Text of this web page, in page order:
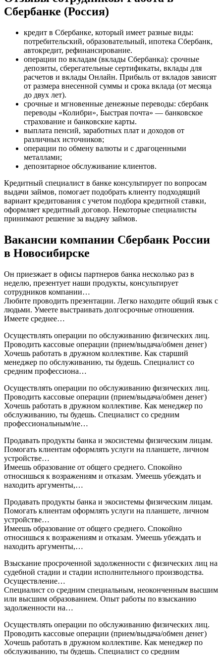
Сбербанке (Россия)
кредит в Сбербанке, который имеет разные виды:
потребительский, образовательный, ипотека Сбербанк,
автокредит, рефинансирование.
операции по вкладам (вклады Сбербанка): срочные
депозиты, сберегательные сертификаты, вклады для
расчетов и вклады Онлайн. Прибыль от вкладов зависят
от размера внесенной суммы и срока вклада (от месяца
до двух лет).
срочные и мгновенные денежные переводы: сбербанк
переводы «Колибри», Быстрая почта» — банковское
страхование и банковские карты.
выплата пенсий, заработных плат и доходов от
различных источников;
операции по обмену валюты и с драгоценными
металлами;
депозитарное обслуживание клиентов.
Кредитный специалист в банке консультирует по вопросам
выдачи займов, помогает подобрать клиенту подходящий
вариант кредитования с учетом подбора кредитной ставки,
оформляет кредитный договор. Некоторые специалисты
принимают решение за выдачу займов.
Вакансии компании Сбербанк России
в Новосибирске
Он приезжает в офисы партнеров банка несколько раз в
неделю, презентует наши продукты, консультирует
сотрудников компании…
Любите проводить презентации. Легко находите общий язык с
людьми. Умеете выстраивать долгосрочные отношения.
Имеете среднее…
Осуществлять операции по обслуживанию физических лиц.
Проводить кассовые операции (прием/выдача/обмен денег)
Хочешь работать в дружном коллективе. Как старший
менеджер по обслуживанию, ты будешь. Специалист со
средним профессиона…
Осуществлять операции по обслуживанию физических лиц.
Проводить кассовые операции (прием/выдача/обмен денег)
Хочешь работать в дружном коллективе. Как менеджер по
обслуживанию, ты будешь. Специалист со средним
профессиональным/не…
Продавать продукты банка и экосистемы физическим лицам.
Помогать клиентам оформлять услуги на планшете, личном
устройстве…
Имеешь образование от общего среднего. Спокойно
относишься к возражениям и отказам. Умеешь убеждать и
находить аргументы,…
Продавать продукты банка и экосистемы физическим лицам.
Помогать клиентам оформлять услуги на планшете, личном
устройстве…
Имеешь образование от общего среднего. Спокойно
относишься к возражениям и отказам. Умеешь убеждать и
находить аргументы,…
Взыскание просроченной задолженности с физических лиц на
судебной стадии и стадии исполнительного производства.
Осуществление…
Специалист со средним специальным, неоконченным высшим
или высшим образованием. Опыт работы по взысканию
задолженности на…
Осуществлять операции по обслуживанию физических лиц.
Проводить кассовые операции (прием/выдача/обмен денег)
Хочешь работать в дружном коллективе. Как менеджер по
обслуживанию, ты будешь. Специалист со средним